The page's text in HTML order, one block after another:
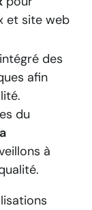
et site web
des
afin
du
à